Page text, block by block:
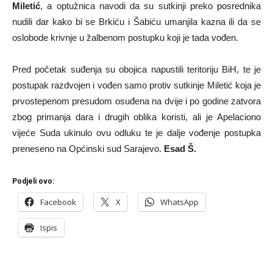
Miletić, a optužnica navodi da su sutkinji preko posrednika
nudili dar kako bi se Brkiću i Šabiću umanjila kazna ili da se
oslobode krivnje u žalbenom postupku koji je tada vođen.
Pred početak suđenja su obojica napustili teritoriju BiH, te je
postupak razdvojen i vođen samo protiv sutkinje Miletić koja je
prvostepenom presudom osuđena na dvije i po godine zatvora
zbog primanja dara i drugih oblika koristi, ali je Apelaciono
vijeće Suda ukinulo ovu odluku te je dalje vođenje postupka
preneseno na Općinski sud Sarajevo. Esad Š.
Podjeli ovo:
Facebook X WhatsApp
Ispis